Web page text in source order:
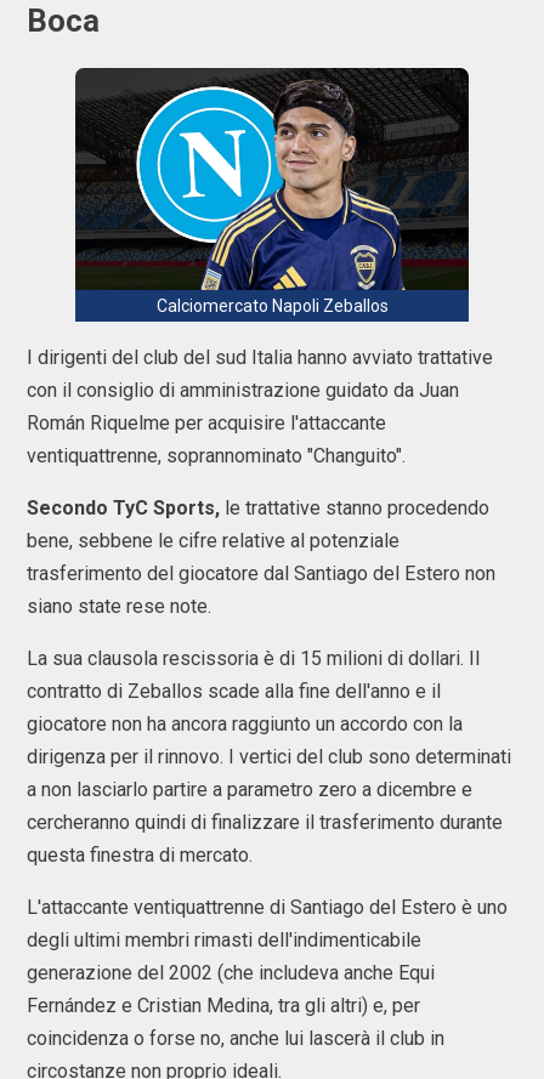
Boca
Calciomercato Napoli Zeballos
I dirigenti del club del sud Italia hanno avviato trattative
con il consiglio di amministrazione guidato da Juan
Román Riquelme per acquisire l'attaccante
ventiquattrenne, soprannominato "Changuito".
Secondo TyC Sports, le trattative stanno procedendo
bene, sebbene le cifre relative al potenziale
trasferimento del giocatore dal Santiago del Estero non
siano state rese note.
La sua clausola rescissoria è di 15 milioni di dollari. Il
contratto di Zeballos scade alla fine dell'anno e il
giocatore non ha ancora raggiunto un accordo con la
dirigenza per il rinnovo. I vertici del club sono determinati
a non lasciarlo partire a parametro zero a dicembre e
cercheranno quindi di finalizzare il trasferimento durante
questa finestra di mercato.
L'attaccante ventiquattrenne di Santiago del Estero è uno
degli ultimi membri rimasti dell'indimenticabile
generazione del 2002 (che includeva anche Equi
Fernández e Cristian Medina, tra gli altri) e, per
coincidenza o forse no, anche lui lascerà il club in
circostanze non proprio ideali.